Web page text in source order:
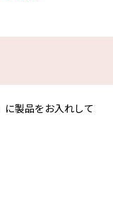
製品をお入れして